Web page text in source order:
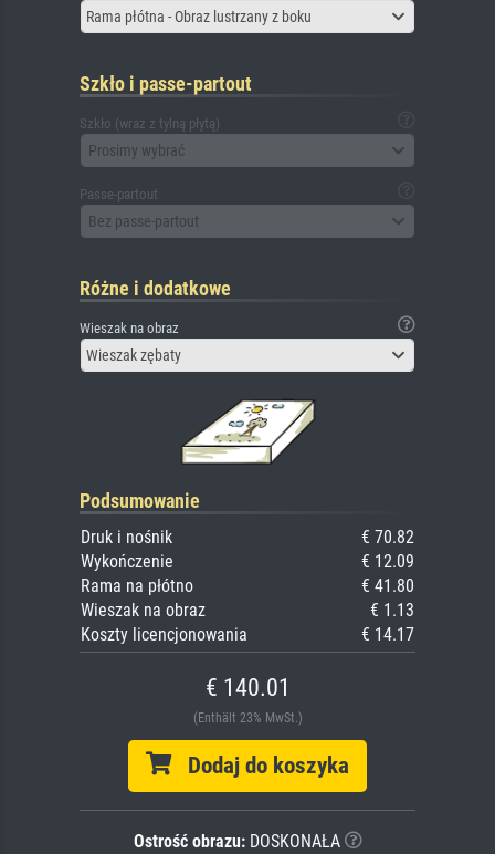
Rama płótna - Obraz lustrzany z boku
Szkło i passe-partout
Szkło (wraz z tylną płytą)
Prosimy wybrać
Passe-partout
Bez passe-partout
Różne i dodatkowe
Wieszak na obraz
Wieszak zębaty
Podsumowanie
Druk i nośnik
€ 70.82
Wykończenie
€ 12.09
Rama na płótno
€ 41.80
Wieszak na obraz
€ 1.13
Koszty licencjonowania
€ 14.17
€ 140.01
(Enthält 23% MwSt.)
Dodaj do koszyka
Ostrość obrazu:DOSKONAŁA